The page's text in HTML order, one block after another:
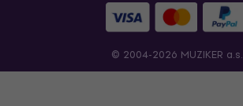
© 2004-2026 MUZIKER a.s.